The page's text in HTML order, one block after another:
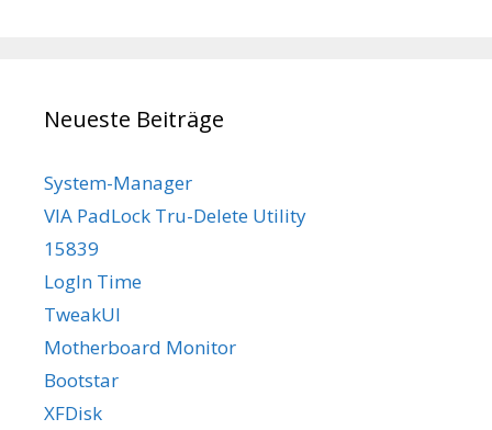
Neueste Beiträge
System-Manager
VIA PadLock Tru-Delete Utility
15839
LogIn Time
TweakUI
Motherboard Monitor
Bootstar
XFDisk